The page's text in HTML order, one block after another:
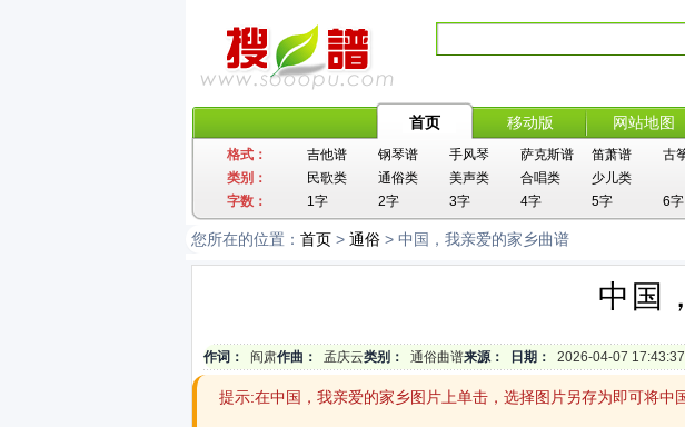
首页 移动版 网站地图
格式： 吉他谱 钢琴谱 手风琴 萨克斯谱 笛萧谱 古
类别：
民歌类 通俗类 美声类 合唱类
少儿类
字数：
1字 2字 3字 4字 5字 6字
您所在的位置： 首页 > 通俗 > 中国，我亲爱的家乡曲谱
中国
作词： 阎肃作曲： 孟庆云类别： 通俗曲谱来源： 日期： 2026-04-07 17:43:37
提示:在中国，我亲爱的家乡图片上单击，选择图片另存为即可将